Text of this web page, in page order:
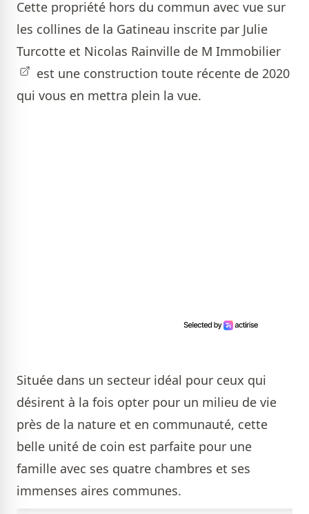
Cette propriété hors du commun avec vue sur
les collines de la Gatineau inscrite par Julie
Turcotte et Nicolas Rainville de M Immobilier
est une construction toute récente de 2020
qui vous en mettra plein la vue.
Située dans un secteur idéal pour ceux qui
désirent à la fois opter pour un milieu de vie
près de la nature et en communauté, cette
belle unité de coin est parfaite pour une
famille avec ses quatre chambres et ses
immenses aires communes.